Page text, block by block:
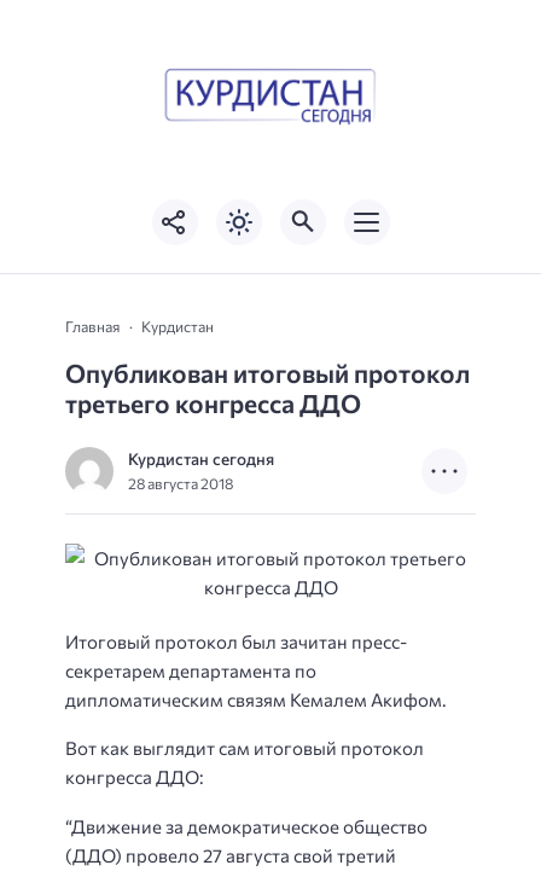
Главная Курдистан
Опубликован итоговый протокол
третьего конгресса ДДО
Курдистан сегодня
28 августа 2018
Итоговый протокол был зачитан пресс-
секретарем департамента по
дипломатическим связям Кемалем Акифом.
Вот как выглядит сам итоговый протокол
конгресса ДДО:
“Движение за демократическое общество
(ДДО) провело 27 августа свой третий